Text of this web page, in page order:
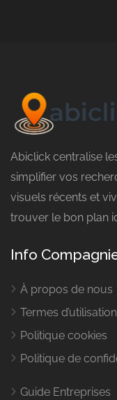
Abiclick centralise
simplifier vos
visuels récents et
trouver le bon plan
Info
À propos de nous
Termes d’utilisation
Politique cookies
Politique de
Guide Entreprises